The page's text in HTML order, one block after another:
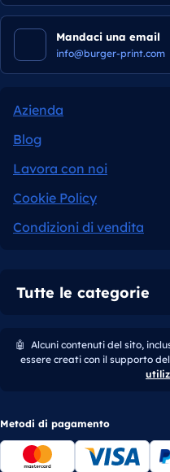
Mandaci una email
info@burger-print.com
Azienda
Blog
Lavora con noi
Cookie Policy
Condizioni di vendita
Tutte le categorie
🤖 Alcuni contenuti del sito,
essere creati con il supporto
Metodi di pagamento